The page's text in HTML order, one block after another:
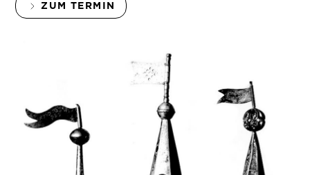
ZUM TERMIN